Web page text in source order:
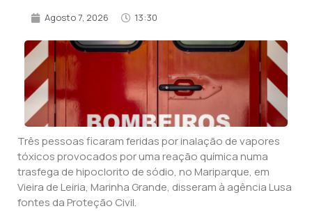
Agosto 7, 2026 13:30
Três pessoas ficaram feridas por inalação de vapores
tóxicos provocados por uma reação química numa
trasfega de hipoclorito de sódio, no Mariparque, em
Vieira de Leiria, Marinha Grande, disseram à agência Lusa
fontes da Proteção Civil.